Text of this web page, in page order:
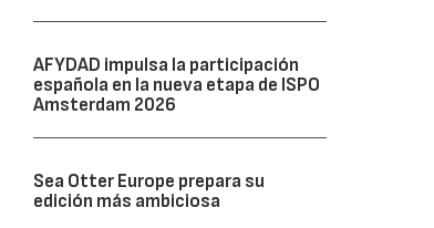
AFYDAD impulsa la participación
española en la nueva etapa de ISPO
Amsterdam 2026
Sea Otter Europe prepara su
edición más ambiciosa